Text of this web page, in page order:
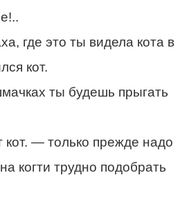
где это ты видела кота в
кот.
ты будешь прыгать
— только прежде надо
когти трудно подобрать